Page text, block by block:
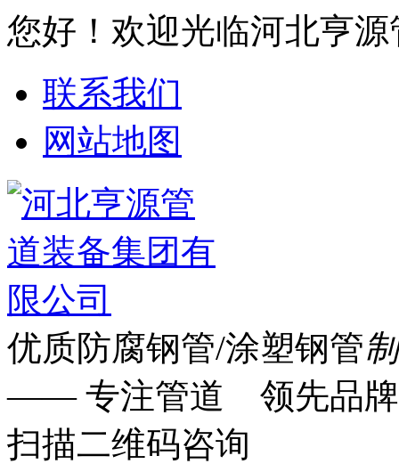
您好！欢迎光临河北亨
联系我们
网站地图
优质防腐钢管/涂塑钢管
—— 专注管道 领先品
扫描二维码咨询